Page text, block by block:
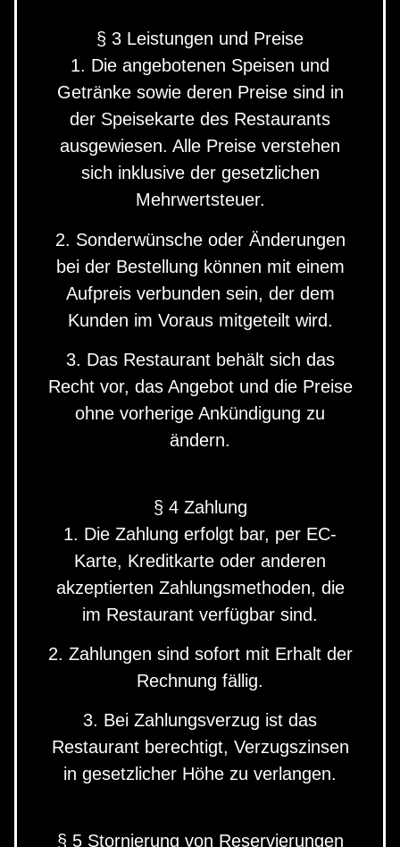
§ 3 Leistungen und Preise
1. Die angebotenen Speisen und
Getränke sowie deren Preise sind in
der Speisekarte des Restaurants
ausgewiesen. Alle Preise verstehen
sich inklusive der gesetzlichen
Mehrwertsteuer.
2. Sonderwünsche oder Änderungen
bei der Bestellung können mit einem
Aufpreis verbunden sein, der dem
Kunden im Voraus mitgeteilt wird.
3. Das Restaurant behält sich das
Recht vor, das Angebot und die Preise
ohne vorherige Ankündigung zu
ändern.
§ 4 Zahlung
1. Die Zahlung erfolgt bar, per EC-
Karte, Kreditkarte oder anderen
akzeptierten Zahlungsmethoden, die
im Restaurant verfügbar sind.
2. Zahlungen sind sofort mit Erhalt der
Rechnung fällig.
3. Bei Zahlungsverzug ist das
Restaurant berechtigt, Verzugszinsen
in gesetzlicher Höhe zu verlangen.
§ 5 Stornierung von Reservierungen